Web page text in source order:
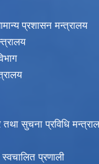
प्रशासन मन्त्रालय
सुचना प्रविधि
स्वचालित प्रणाली